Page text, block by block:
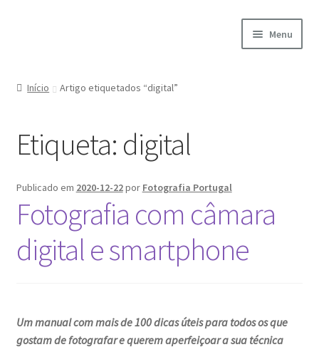
Menu
Encomendas
Carrinho
Checkout
Cookie Policy
Dia Mundial da Terra
Início Artigo etiquetados “digital”
Etiqueta: digital
Publicado em 2020-12-22por Fotografia Portugal
Fotografia com câmara
digital e smartphone
Um manual com mais de 100 dicas úteis para todos os que
gostam de fotografar e querem aperfeiçoar a sua técnica